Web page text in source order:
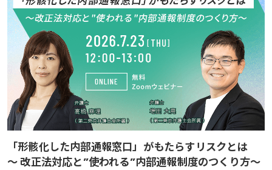
「形骸化した内部通報窓口」がもたらすリスクとは
～ 改正法対応と”使われる”内部通報制度のつくり方～